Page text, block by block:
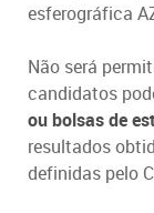
esferográfica
Não será
candidatos
ou bolsas de
resultados
definidas pelo